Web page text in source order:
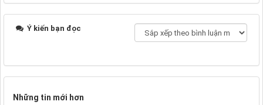
Ý kiến bạn đọc
Những tin mới hơn